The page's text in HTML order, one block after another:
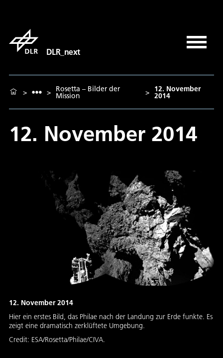
DLR_next
> > Rosetta – Bilder der
Mission > 12. November
2014
12. November 2014
12. November 2014
Hier ein erstes Bild, das Philae nach der Landung zur Erde funkte. Es
zeigt eine dramatisch zerklüftete Umgebung.
Credit: ESA/Rosetta/Philae/CIVA.